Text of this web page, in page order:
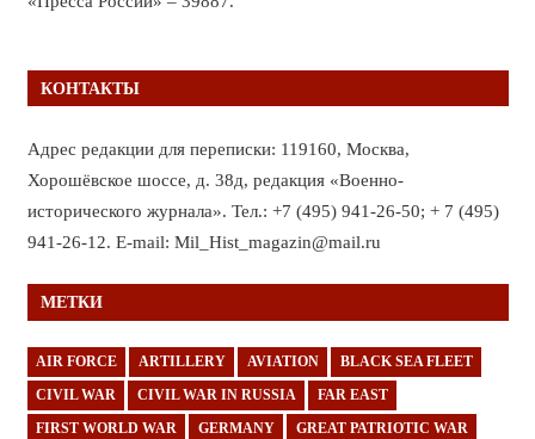
КОНТАКТЫ
Адрес редакции для переписки: 119160, Москва,
Хорошёвское шоссе, д. 38д, редакция «Военно-
исторического журнала». Тел.: +7 (495) 941-26-50; + 7 (495)
941-26-12. E-mail: Mil_Hist_magazin@mail.ru
МЕТКИ
AIR FORCE ARTILLERY AVIATION BLACK SEA FLEET
CIVIL WAR CIVIL WAR IN RUSSIA FAR EAST
FIRST WORLD WAR GERMANY GREAT PATRIOTIC WAR